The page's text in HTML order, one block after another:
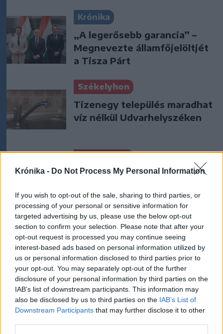
Krónika - Do Not Process My Personal Information
If you wish to opt-out of the sale, sharing to third parties, or
processing of your personal or sensitive information for
targeted advertising by us, please use the below opt-out
section to confirm your selection. Please note that after your
opt-out request is processed you may continue seeing
interest-based ads based on personal information utilized by
us or personal information disclosed to third parties prior to
your opt-out. You may separately opt-out of the further
disclosure of your personal information by third parties on the
IAB’s list of downstream participants. This information may
also be disclosed by us to third parties on the IAB’s List of
Downstream Participants that may further disclose it to other
Krónika
„A legerősebb garancia” –
Megnevezte államfőjelöltjét
a Tisza Párt
Székelyhon
Tizenegy település maradhat
víz nélkül Udvarhelyszéken
Székelyhon
Húsdarálógépbe szorult egy
tűzoltókra is szükség volt a
műtőben
Székely Sport
A gól már összejött, az
áttörés még nem az FK-nak
(videóval)
Nőileg
B. Máthé Zsuzsa: Az élet